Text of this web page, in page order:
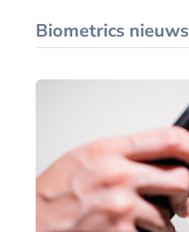
Biometrics nieuws